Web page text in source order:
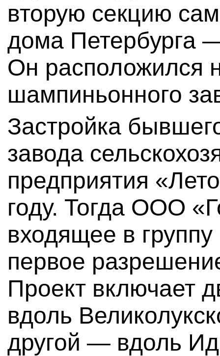
вторую секцию
дома Петербурга
Он расположился
шампиньонного
Застройка
завода
предприятия
году. Тогда ООО
входящее в
первое
Проект включает
вдоль
другой — вдоль